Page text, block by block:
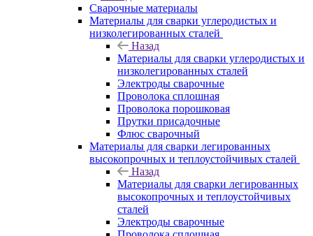
Сварочные материалы
Материалы для сварки углеродистых и
низколегированных сталей
Назад
Материалы для сварки углеродистых и
низколегированных сталей
Электроды сварочные
Проволока сплошная
Проволока порошковая
Прутки присадочные
Флюс сварочный
Материалы для сварки легированных
высокопрочных и теплоустойчивых сталей
Назад
Материалы для сварки легированных
высокопрочных и теплоустойчивых
сталей
Электроды сварочные